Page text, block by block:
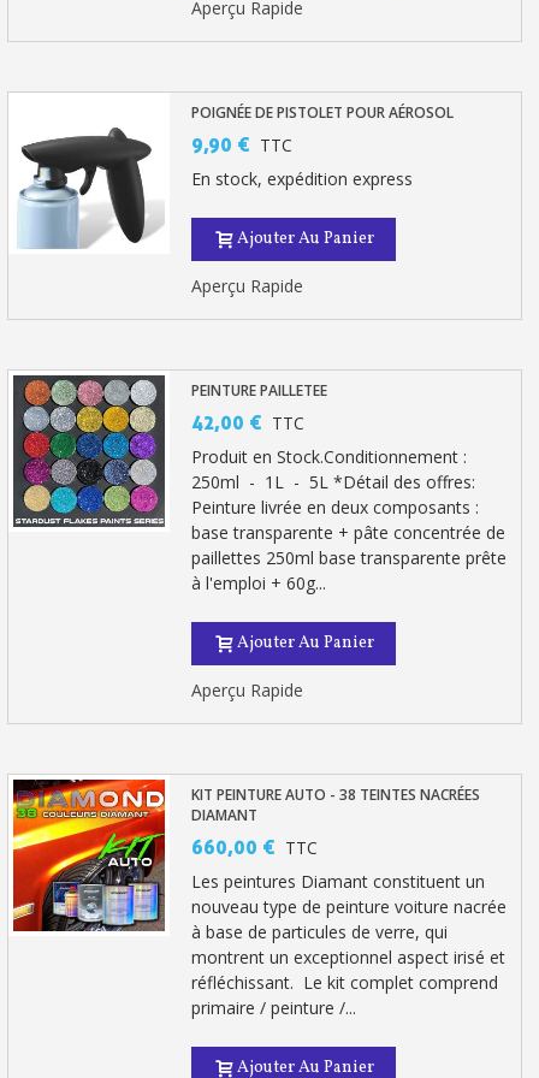
Réduction de 5€ sur la première commande
10€ de bon d'achat pour chaque parrainage
Inscription à la newsletter : 5€ de réduction
Aperçu Rapide
POIGNÉE DE PISTOLET POUR AÉROSOL
9,90 € TTC
En stock, expédition express
Ajouter Au Panier
Aperçu Rapide
PEINTURE PAILLETEE
42,00 € TTC
Produit en Stock.Conditionnement :
250ml - 1L - 5L *Détail des offres:
Peinture livrée en deux composants :
base transparente + pâte concentrée de
paillettes 250ml base transparente prête
à l'emploi + 60g...
Ajouter Au Panier
Aperçu Rapide
KIT PEINTURE AUTO - 38 TEINTES NACRÉES
DIAMANT
660,00 € TTC
Les peintures Diamant constituent un
nouveau type de peinture voiture nacrée
à base de particules de verre, qui
montrent un exceptionnel aspect irisé et
réfléchissant. Le kit complet comprend
primaire / peinture /...
Ajouter Au Panier